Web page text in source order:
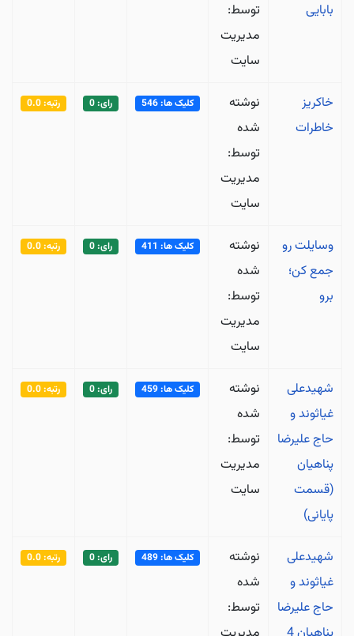
بابایی
توسط:
مدیریت
سایت
خاکریز
خاطرات
نوشته
شده
توسط:
مدیریت
سایت
کلیک ها: 546 رای: 0 رتبه: 0.0
وسایلت رو
جمع کن؛
برو
نوشته
شده
توسط:
مدیریت
سایت
کلیک ها: 411 رای: 0 رتبه: 0.0
شهیدعلی
غیاثوند و
حاج علیرضا
پناهیان
(قسمت
پایانی)
نوشته
شده
توسط:
مدیریت
سایت
کلیک ها: 459 رای: 0 رتبه: 0.0
شهیدعلی
غیاثوند و
حاج علیرضا
نوشته
شده
توسط:
کلیک ها: 489 رای: 0 رتبه: 0.0